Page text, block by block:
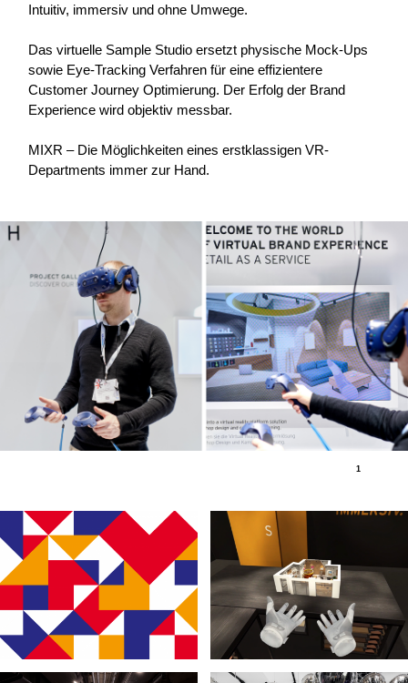
Intuitiv, immersiv und ohne Umwege.
Das virtuelle Sample Studio ersetzt physische Mock-Ups
sowie Eye-Tracking Verfahren für eine effizientere
Customer Journey Optimierung. Der Erfolg der Brand
Experience wird objektiv messbar.
MIXR – Die Möglichkeiten eines erstklassigen VR-
Departments immer zur Hand.
1